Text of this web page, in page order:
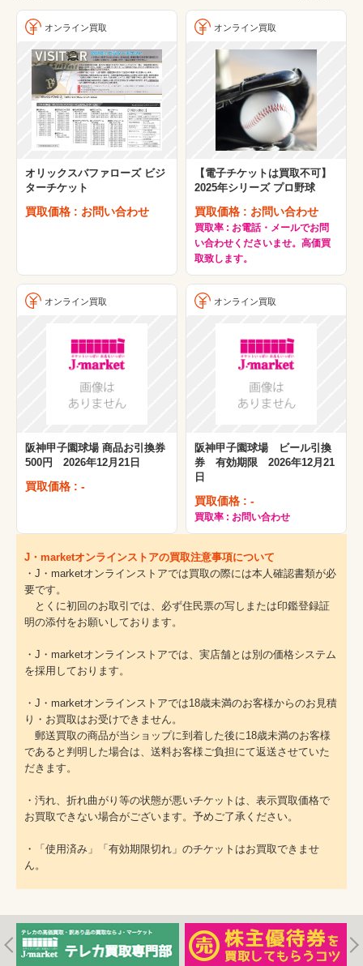
オンライン買取
オリックスバファローズ ビジ
ターチケット
買取価格 : お問い合わせ
オンライン買取
【電子チケットは買取不可】
2025年シリーズ プロ野球
買取価格 : お問い合わせ
買取率 : お電話・メールでお問
い合わせくださいませ。高価買
取致します。
オンライン買取
阪神甲子園球場 商品お引換券
500円 2026年12月21日
買取価格 : -
オンライン買取
阪神甲子園球場 ビール引換
券 有効期限 2026年12月21
日
買取価格 : -
買取率 : お問い合わせ
J・marketオンラインストアの買取注意事項について
・J・marketオンラインストアでは買取の際には本人確認書類が必
要です。
とくに初回のお取引では、必ず住民票の写しまたは印鑑登録証
明の添付をお願いしております。
・J・marketオンラインストアでは、実店舗とは別の価格システム
を採用しております。
・J・marketオンラインストアでは18歳未満のお客様からのお見積
り・お買取はお受けできません。
郵送買取の商品が当ショップに到着した後に18歳未満のお客様
であると判明した場合は、送料お客様ご負担にて返送させていた
だきます。
・汚れ、折れ曲がり等の状態が悪いチケットは、表示買取価格で
お買取できない場合がございます。予めご了承ください。
・「使用済み」「有効期限切れ」のチケットはお買取できませ
ん。